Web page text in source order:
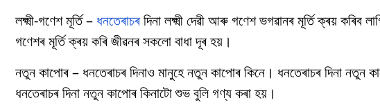
লক্ষ্মী-গণেশ মূৰ্তি – ধনতেৰাচৰদিনা লক্ষ্মী দেৱী আৰু গণেশ ভগৱানৰ মূৰ্তি ক্ৰয় কৰিব
গণেশৰ মূৰ্তি ক্ৰয় কৰি জীৱনৰ সকলো বাধা দূৰ হয়।
নতুন কাপোৰ – ধনতেৰাচৰ দিনাও মানুহে নতুন কাপোৰ কিনে। ধনতেৰাচৰ দিনা নতুন
ধনতেৰাচৰ দিনা নতুন কাপোৰ কিনাটো শুভ বুলি গণ্য কৰা হয়।